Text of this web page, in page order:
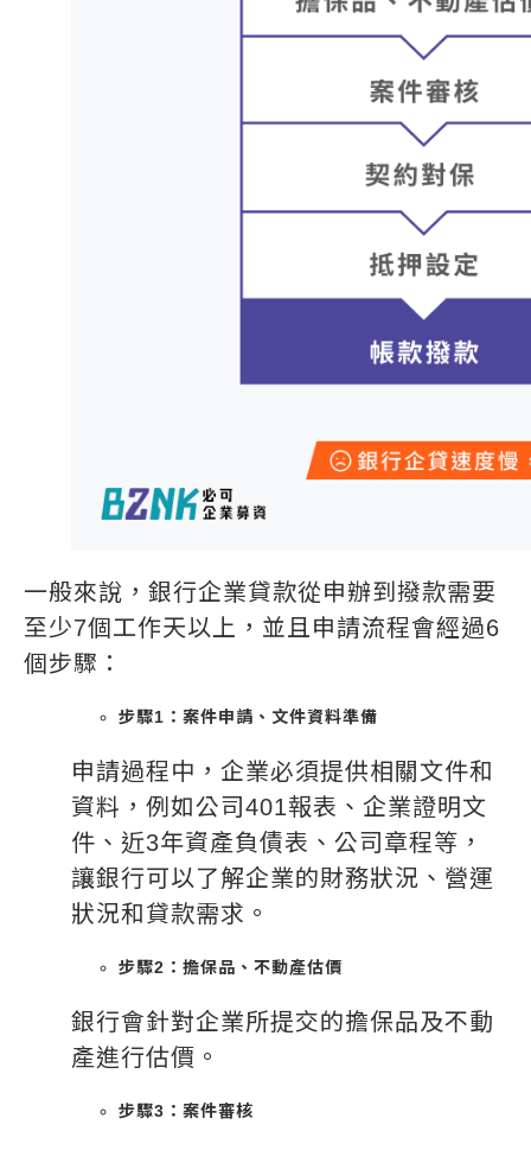
一般來說，銀行企業貸款從申辦到撥款需要
至少7個工作天以上，並且申請流程會經過6
個步驟：
步驟1：案件申請、文件資料準備
申請過程中，企業必須提供相關文件和
資料，例如公司401報表、企業證明文
件、近3年資產負債表、公司章程等，
讓銀行可以了解企業的財務狀況、營運
狀況和貸款需求。
步驟2：擔保品、不動產估價
銀行會針對企業所提交的擔保品及不動
產進行估價。
步驟3：案件審核